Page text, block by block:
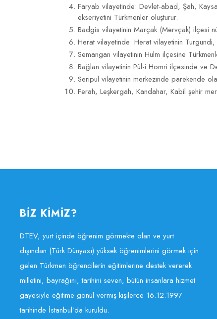
Faryab vilayetinde: Devlet-abad, Şah,
ekseriyetini Türkmenler oluşturur.
Badgis vilayetinin Marçak (Mervçak) ilçesi
Herat vilayetinde: Herat vilayetinin
Semangan vilayetinin Hulm ilçesine
Bağlan vilayetinin Pül-i Homri ilçesinde ve
Seripul vilayetinin merkezinde parekende
Ferah, Leşkergah, Kandahar, Kabil şehir
BİZ KİMİZ?
DTEV, yurt içinde öğrenim görmekte olan ve yurt
dışından (Türk Dünyası) yüksek öğrenimlerini görmek için
gelen Türkmen öğrencilerin eğitimlerine destek vererek
milletini, bayrağını, tarihini seven, bütün insanlara hizmet
gayesiyle eğitime gönül vermiş kişilerce 16.12.1997
tarihinde İstanbul’da kuruldu.